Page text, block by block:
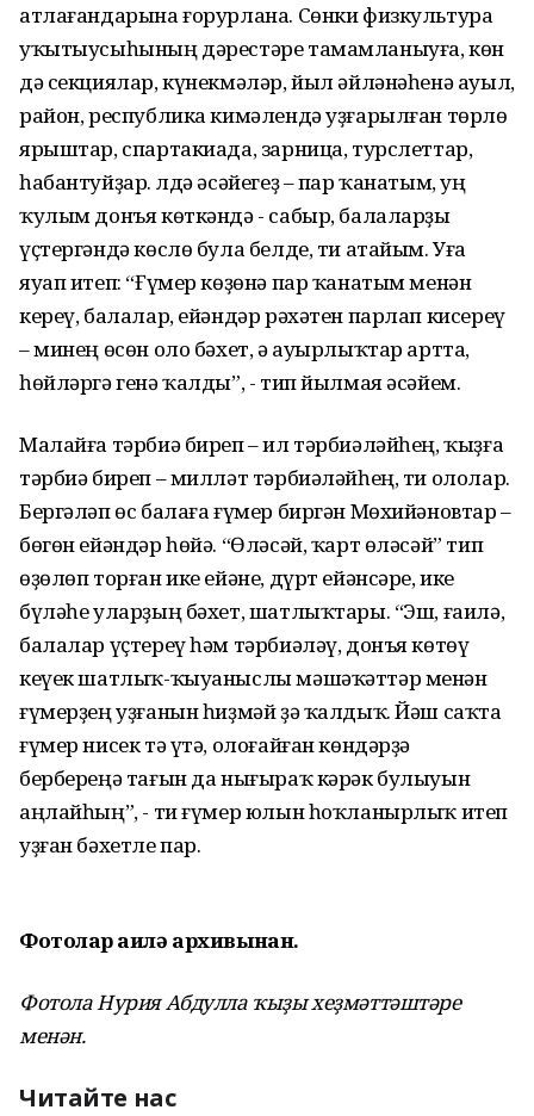
атлағандарына ғорурлана. Сөнки физкультура
уҡытыусыһының дәрестәре тамамланыуға, көн
дә секциялар, күнекмәләр, йыл әйләнәһенә ауыл,
район, республика кимәлендә уҙғарылған төрлө
ярыштар, спартакиада, зарница, турслеттар,
һабантуйҙар. Әлдә әсәйегеҙ – пар ҡанатым, уң
ҡулым донъя көткәндә - сабыр, балаларҙы
үҫтергәндә көслө була белде, ти атайым. Уға
яуап итеп: “Ғүмер көҙөнә пар ҡанатым менән
кереү, балалар, ейәндәр рәхәтен парлап кисереү
– минең өсөн оло бәхет, ә ауырлыҡтар артта,
һөйләргә генә ҡалды”, - тип йылмая әсәйем.
Малайға тәрбиә биреп – ил тәрбиәләйһең, ҡыҙға
тәрбиә биреп – милләт тәрбиәләйһең, ти ололар.
Бергәләп өс балаға ғүмер биргән Мөхийәновтар –
бөгөн ейәндәр һөйә. “Өләсәй, ҡарт өләсәй” тип
өҙөлөп торған ике ейәне, дүрт ейәнсәре, ике
бүләһе уларҙың бәхет, шатлыҡтары. “Эш, ғаилә,
балалар үҫтереү һәм тәрбиәләү, донъя көтөү
кеүек шатлыҡ-ҡыуаныслы мәшәҡәттәр менән
ғүмерҙең уҙғанын һиҙмәй ҙә ҡалдыҡ. Йәш саҡта
ғүмер нисек тә үтә, олоғайған көндәрҙә
бербереңә тағын да нығыраҡ кәрәк булыуын
аңлайһың”, - ти ғүмер юлын һоҡланырлыҡ итеп
уҙған бәхетле пар.
Фотолар ғаилә архивынан.
Фотола Нурия Абдулла ҡыҙы хеҙмәттәштәре
менән.
Читайте нас